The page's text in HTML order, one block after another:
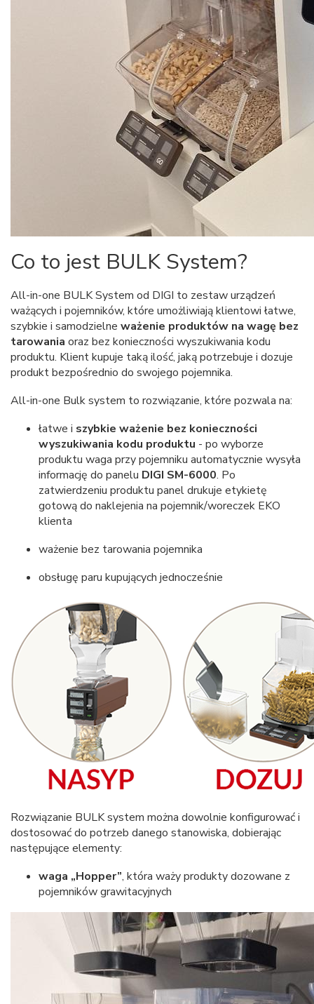
Co to jest BULK System?
All-in-one BULK System od DIGI to zestaw urządzeń
ważących i pojemników, które umożliwiają klientowi łatwe,
szybkie i samodzielne ważenie produktów na wagę bez
tarowania oraz bez konieczności wyszukiwania kodu
produktu. Klient kupuje taką ilość, jaką potrzebuje i dozuje
produkt bezpośrednio do swojego pojemnika.
All-in-one Bulk system to rozwiązanie, które pozwala na:
łatwe i szybkie ważenie bez konieczności
wyszukiwania kodu produktu - po wyborze
produktu waga przy pojemniku automatycznie wysyła
informację do panelu DIGI SM-6000. Po
zatwierdzeniu produktu panel drukuje etykietę
gotową do naklejenia na pojemnik/woreczek EKO
klienta
ważenie bez tarowania pojemnika
obsługę paru kupujących jednocześnie
Rozwiązanie BULK system można dowolnie konfigurować i
dostosować do potrzeb danego stanowiska, dobierając
następujące elementy:
waga „Hopper”, która waży produkty dozowane z
pojemników grawitacyjnych